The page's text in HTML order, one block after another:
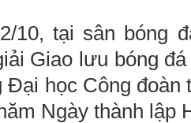
10, tại sân bóng
Giao lưu bóng
Đại học Công đoàn
Ngày thành lập